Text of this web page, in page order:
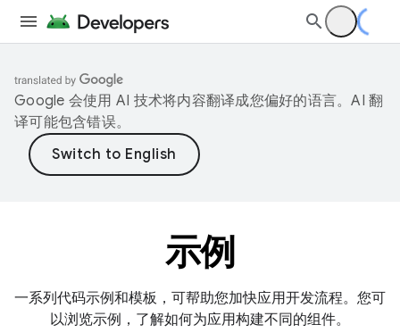
Google 会使用 AI 技术将内容翻译成您偏好的语言。AI 翻
译可能包含错误。
示例
一系列代码示例和模板，可帮助您加快应用开发流程。您可
以浏览示例，了解如何为应用构建不同的组件。